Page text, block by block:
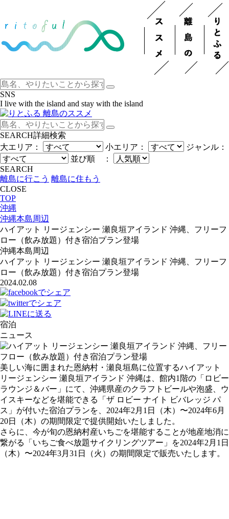
SNS
I live with the island and stay with the island
SEARCH詳細検索
大エリア：
小エリア：
ジャンル：
並び順 ：
SEARCH
離島に行こう 離島に住もう
CLOSE
TOP
沖縄
沖縄本島周辺
ハイアット リージェンシー 瀬良垣アイランド 沖縄、フリーフ
ロー（飲み放題）付き宿泊プラン登場
沖縄本島周辺
ハイアット リージェンシー 瀬良垣アイランド 沖縄、フリーフ
ロー（飲み放題）付き宿泊プラン登場
2024.02.08
宿泊
ニュース
美しい海に囲まれた恩納村・瀬良垣島に位置するハイアット
リージェンシー 瀬良垣アイランド 沖縄は、館内1階の「ロビー
ラウンジ＆バー」にて、沖縄県産のクラフトビールや泡盛、ウ
イスキーなどを堪能できる「ザ ロビー ナイト ビバレッジ パ
ス」が付いた宿泊プランを、2024年2月1日（木）〜2024年6月
20日（木）の期間限定で提供開始いたしました。
さらに、今が旬の恩納村産いちごを堪能することが地産地消に
繋がる「いちご食べ放題サイクリングツアー」を2024年2月1日
（木）〜2024年3月31日（火）の期間限定で販売いたします。